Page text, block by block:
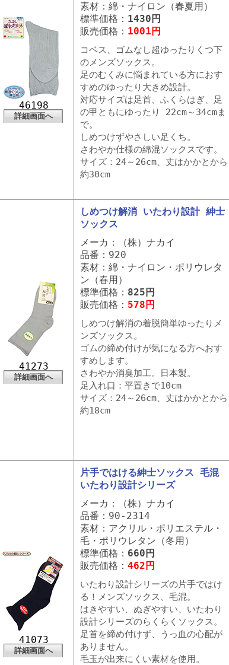
46198
詳細画面へ
素材：綿・ナイロン（春夏用）
標準価格： 1430円
販売価格： 1001円
コベス、ゴムなし超ゆったりくつ下
のメンズソックス。
足のむくみに悩まれている方におす
すめのゆったり大きめ設計。
対応サイズは足首、ふくらはぎ、足
の甲ともにゆったり 22cm～34cmま
で。
しめつけずやさしい足くち。
さわやか仕様の綿混ソックスです。
サイズ：24～26cm、丈はかかとから
約30cm
41273
詳細画面へ
しめつけ解消 いたわり設計 紳士
ソックス
メーカ：（株）ナカイ
品番：920
素材：綿・ナイロン・ポリウレタ
ン（春用）
標準価格： 825円
販売価格： 578円
しめつけ解消の着脱簡単ゆったりメ
ンズソックス。
ゴムの締め付けが気になる方へおす
すめします。
さわやか消臭加工。日本製。
足入れ口：平置きで10cm
サイズ：24～26cm、丈はかかとから
約18cm
41073
詳細画面へ
片手ではける紳士ソックス 毛混
いたわり設計シリーズ
メーカ：（株）ナカイ
品番：90-2314
素材：アクリル・ポリエステル・
毛・ポリウレタン（冬用）
標準価格： 660円
販売価格： 462円
いたわり設計シリーズの片手ではけ
る！メンズソックス、毛混。
はきやすい、ぬぎやすい、いたわり
設計シリーズのらくらくソックス。
足首を締め付けず、うっ血の心配が
ありません。
毛玉が出来にくい素材を使用。